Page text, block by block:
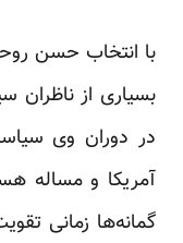
با انتخاب حسن
بسیاری از ناظران
در دوران وی
آمریکا و مساله
گمانه‌ها زمانی